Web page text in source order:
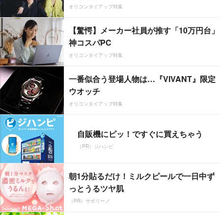
オリコンタイアップ特集
【驚愕】メーカー社員が推す「10万円台」
神コスパPC
オリコンタイアップ特集
一番似合う登場人物は…『VIVANT』限定
ウオッチ
オリコンタイアップ特集
自販機にピッ！ですぐに買えちゃう
（PR）ジハンピ
朝1分貼るだけ！ミルクピールで一日中ず
っとうるツヤ肌
（PR）サボリーノ